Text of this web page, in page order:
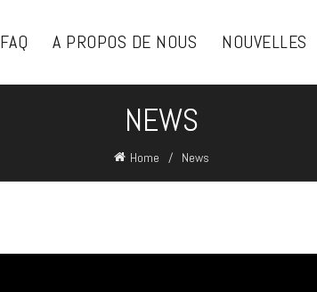
FAQ A PROPOS DE NOUS NOUVELLES
NEWS
Home News